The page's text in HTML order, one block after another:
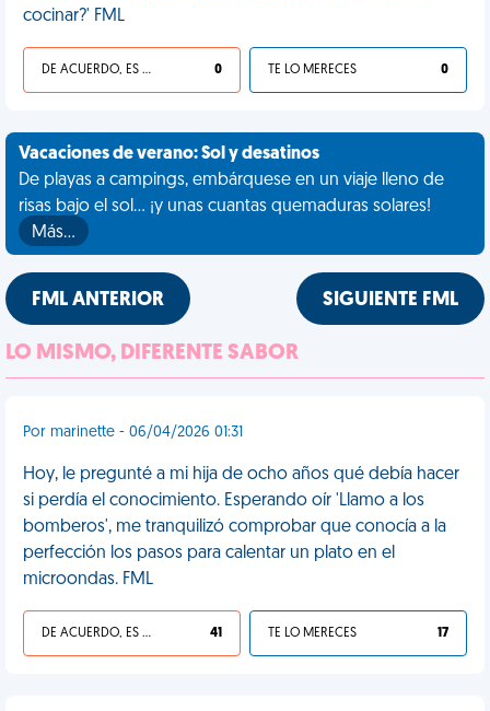
cocinar?' FML
DE ACUERDO, ES UNA VIDA HP 0 TE LO MERECES 0
Vacaciones de verano: Sol y desatinos
De playas a campings, embárquese en un viaje lleno de
risas bajo el sol... ¡y unas cuantas quemaduras solares!
Más…
FML ANTERIOR SIGUIENTE FML
LO MISMO, DIFERENTE SABOR
Por marinette - 06/04/2026 01:31
Hoy, le pregunté a mi hija de ocho años qué debía hacer
si perdía el conocimiento. Esperando oír 'Llamo a los
bomberos', me tranquilizó comprobar que conocía a la
perfección los pasos para calentar un plato en el
microondas. FML
DE ACUERDO, ES UNA VIDA HP 41 TE LO MERECES 17